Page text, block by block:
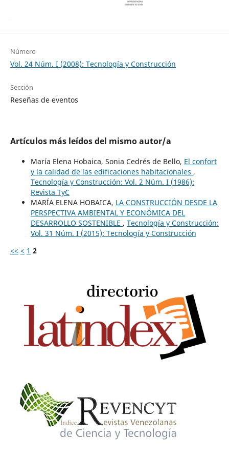
Número
Vol. 24 Núm. I (2008): Tecnología y Construcción
Sección
Reseñas de eventos
Artículos más leídos del mismo autor/a
María Elena Hobaica, Sonia Cedrés de Bello, El confort
y la calidad de las edificaciones habitacionales ,
Tecnología y Construcción: Vol. 2 Núm. I (1986):
Revista TyC
MARÍA ELENA HOBAICA, LA CONSTRUCCIÓN DESDE LA
PERSPECTIVA AMBIENTAL Y ECONÓMICA DEL
DESARROLLO SOSTENIBLE , Tecnología y Construcción:
Vol. 31 Núm. I (2015): Tecnología y Construcción
<< < 1 2